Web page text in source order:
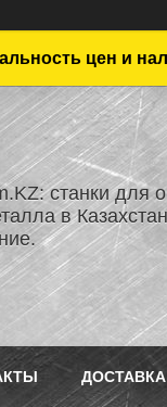
цен и
станки для
в